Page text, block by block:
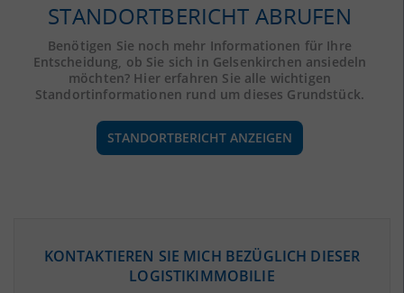
STANDORTBERICHT ABRUFEN
Benötigen Sie noch mehr Informationen für Ihre
Entscheidung, ob Sie sich in Gelsenkirchen ansiedeln
möchten? Hier erfahren Sie alle wichtigen
Standortinformationen rund um dieses Grundstück.
STANDORTBERICHT ANZEIGEN
(STAND: 12/2019)
KONTAKTIEREN SIE MICH BEZÜGLICH DIESER
LOGISTIKIMMOBILIE